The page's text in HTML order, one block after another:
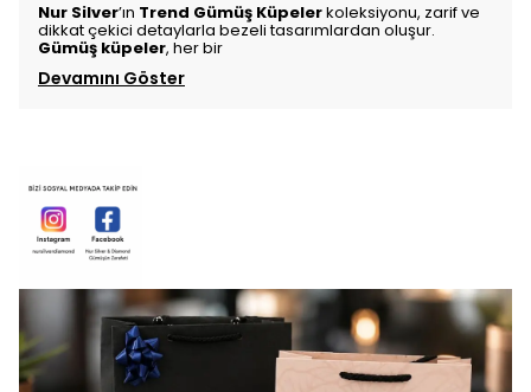
Nur Silver’ın Trend Gümüş Küpelerkoleksiyonu, zarif ve
dikkat çekici detaylarla bezeli tasarımlardan oluşur.
Gümüş küpeler, her bir
Devamını Göster